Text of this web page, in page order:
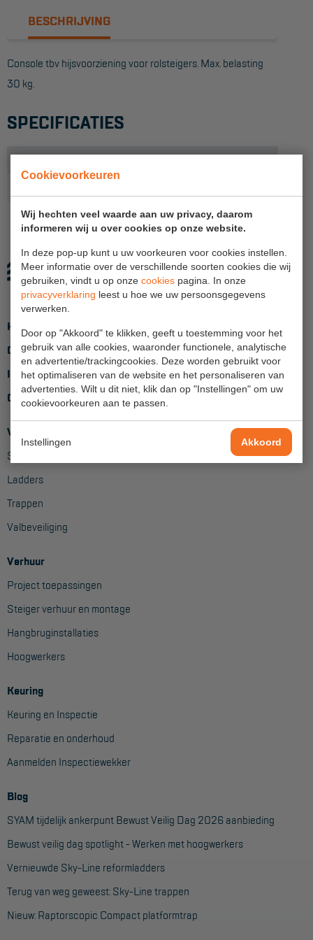
Cookievoorkeuren
Wij hechten veel waarde aan uw privacy, daarom
informeren wij u over cookies op onze website.
In deze pop-up kunt u uw voorkeuren voor cookies instellen.
Meer informatie over de verschillende soorten cookies die wij
gebruiken, vindt u op onze cookies pagina. In onze
privacyverklaring leest u hoe we uw persoonsgegevens
verwerken.
Door op "Akkoord" te klikken, geeft u toestemming voor het
gebruik van alle cookies, waaronder functionele, analytische
en advertentie/trackingcookies. Deze worden gebruikt voor
het optimaliseren van de website en het personaliseren van
advertenties. Wilt u dit niet, klik dan op "Instellingen" om uw
cookievoorkeuren aan te passen.
Instellingen Akkoord
Reddingsmiddelen
ACTIES
CombiDeals
VERHUUR
Rolsteigers
Schilderstellingen
Gevelsteigers
Steiger overkapping
Hangbruginstallaties
Schilderwerkzaamheden
Gevelrenovatie
Industrieel onderhoud
Hoogwerkers
Telescoop hoogwerkers
Knikarmhoogwerkers
Spinhoogwerkers
Schaarhoogwerkers
Masthoogwerkers
Autohoogwerkers
Project toepassingen
Hoogbouw
Industrie
Keuring en Inspectie
Ladders en trappen
Steigers
Valbeveiliging
BESCHRIJVING
Console tbv hijsvoorziening voor rolsteigers. Max. belasting
30 kg.
SPECIFICATIES
Gewicht (kg)
Home
Over ons
Inloggen
Contact
Verkoop
Steigers
Ladders
Trappen
Valbeveiliging
Verhuur
Project toepassingen
Steiger verhuur en montage
Hangbruginstallaties
Hoogwerkers
Keuring
Keuring en Inspectie
Reparatie en onderhoud
Aanmelden Inspectiewekker
Blog
SYAM tijdelijk ankerpunt Bewust Veilig Dag 2026 aanbieding
Bewust veilig dag spotlight - Werken met hoogwerkers
Vernieuwde Sky-Line reformladders
Terug van weg geweest: Sky-Line trappen
Nieuw: Raptorscopic Compact platformtrap